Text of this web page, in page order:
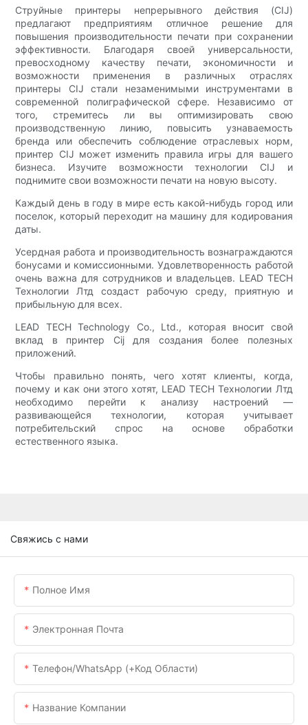
Струйные принтеры непрерывного действия (CIJ)
предлагают предприятиям отличное решение для
повышения производительности печати при сохранении
эффективности. Благодаря своей универсальности,
превосходному качеству печати, экономичности и
возможности применения в различных отраслях
принтеры CIJ стали незаменимыми инструментами в
современной полиграфической сфере. Независимо от
того, стремитесь ли вы оптимизировать свою
производственную линию, повысить узнаваемость
бренда или обеспечить соблюдение отраслевых норм,
принтер CIJ может изменить правила игры для вашего
бизнеса. Изучите возможности технологии CIJ и
поднимите свои возможности печати на новую высоту.
Каждый день в году в мире есть какой-нибудь город или
поселок, который переходит на машину для кодирования
даты.
Усердная работа и производительность вознаграждаются
бонусами и комиссионными. Удовлетворенность работой
очень важна для сотрудников и владельцев. LEAD TECH
Технологии Лтд создаст рабочую среду, приятную и
прибыльную для всех.
LEAD TECH Technology Co., Ltd., которая вносит свой
вклад в принтер Cij для создания более полезных
приложений.
Чтобы правильно понять, чего хотят клиенты, когда,
почему и как они этого хотят, LEAD TECH Технологии Лтд
необходимо перейти к анализу настроений —
развивающейся технологии, которая учитывает
потребительский спрос на основе обработки
естественного языка.
Свяжись с нами
Полное Имя
Электронная Почта
Телефон/WhatsApp (+код Области)
Название Компании